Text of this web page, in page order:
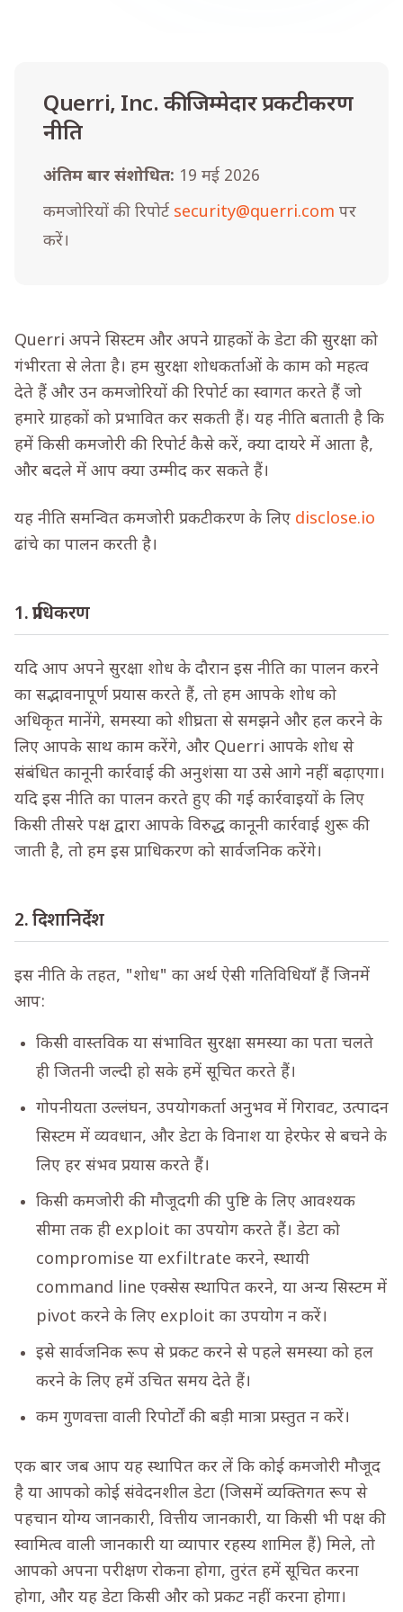
Querri, Inc. की जिम्मेदार प्रकटीकरण
नीति
अंतिम बार संशोधित: 19 मई 2026
कमजोरियों की रिपोर्ट security@querri.com पर
करें।
Querri अपने सिस्टम और अपने ग्राहकों के डेटा की सुरक्षा को
गंभीरता से लेता है। हम सुरक्षा शोधकर्ताओं के काम को महत्व
देते हैं और उन कमजोरियों की रिपोर्ट का स्वागत करते हैं जो
हमारे ग्राहकों को प्रभावित कर सकती हैं। यह नीति बताती है कि
हमें किसी कमजोरी की रिपोर्ट कैसे करें, क्या दायरे में आता है,
और बदले में आप क्या उम्मीद कर सकते हैं।
यह नीति समन्वित कमजोरी प्रकटीकरण के लिए disclose.io
ढांचे का पालन करती है।
1. प्राधिकरण
यदि आप अपने सुरक्षा शोध के दौरान इस नीति का पालन करने
का सद्भावनापूर्ण प्रयास करते हैं, तो हम आपके शोध को
अधिकृत मानेंगे, समस्या को शीघ्रता से समझने और हल करने के
लिए आपके साथ काम करेंगे, और Querri आपके शोध से
संबंधित कानूनी कार्रवाई की अनुशंसा या उसे आगे नहीं बढ़ाएगा।
यदि इस नीति का पालन करते हुए की गई कार्रवाइयों के लिए
किसी तीसरे पक्ष द्वारा आपके विरुद्ध कानूनी कार्रवाई शुरू की
जाती है, तो हम इस प्राधिकरण को सार्वजनिक करेंगे।
2. दिशानिर्देश
इस नीति के तहत, "शोध" का अर्थ ऐसी गतिविधियाँ हैं जिनमें
आप:
किसी वास्तविक या संभावित सुरक्षा समस्या का पता चलते
ही जितनी जल्दी हो सके हमें सूचित करते हैं।
गोपनीयता उल्लंघन, उपयोगकर्ता अनुभव में गिरावट, उत्पादन
सिस्टम में व्यवधान, और डेटा के विनाश या हेरफेर से बचने के
लिए हर संभव प्रयास करते हैं।
किसी कमजोरी की मौजूदगी की पुष्टि के लिए आवश्यक
सीमा तक ही exploit का उपयोग करते हैं। डेटा को
compromise या exfiltrate करने, स्थायी
command line एक्सेस स्थापित करने, या अन्य सिस्टम में
pivot करने के लिए exploit का उपयोग न करें।
इसे सार्वजनिक रूप से प्रकट करने से पहले समस्या को हल
करने के लिए हमें उचित समय देते हैं।
कम गुणवत्ता वाली रिपोर्टों की बड़ी मात्रा प्रस्तुत न करें।
एक बार जब आप यह स्थापित कर लें कि कोई कमजोरी मौजूद
है या आपको कोई संवेदनशील डेटा (जिसमें व्यक्तिगत रूप से
पहचान योग्य जानकारी, वित्तीय जानकारी, या किसी भी पक्ष की
स्वामित्व वाली जानकारी या व्यापार रहस्य शामिल हैं) मिले, तो
आपको अपना परीक्षण रोकना होगा, तुरंत हमें सूचित करना
होगा, और यह डेटा किसी और को प्रकट नहीं करना होगा।